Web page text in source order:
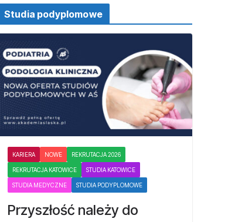
Studia podyplomowe
KARIERA NOWE REKRUTACJA 2026
REKRUTACJA KATOWICE STUDIA KATOWICE
STUDIA MEDYCZNE STUDIA PODYPLOMOWE
Przyszłość należy do